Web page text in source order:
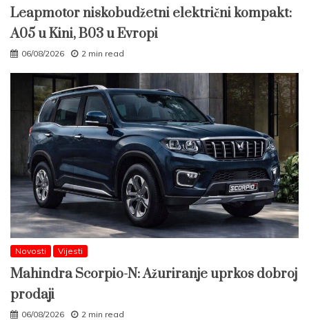
Leapmotor niskobudžetni električni kompakt:
A05 u Kini, B03 u Evropi
06/08/2026 2 min read
Novosti Vijesti
Mahindra Scorpio-N: Ažuriranje uprkos dobroj
prodaji
06/08/2026 2 min read